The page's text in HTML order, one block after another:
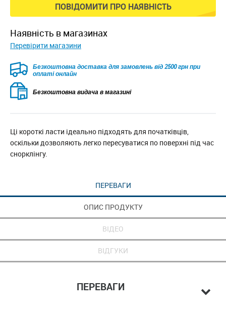
ПОВІДОМИТИ ПРО НАЯВНІСТЬ
наявність в магазинах
Перевірити магазини
Безкоштовна доставка для замовлень від 2500 грн при
оплаті онлайн
Безкоштовна видача в магазині
Ці короткі ласти ідеально підходять для початківців,
оскільки дозволяють легко пересуватися по поверхні під час
снорклінгу.
ПЕРЕВАГИ
ОПИС ПРОДУКТУ
ВІДЕО
ВІДГУКИ
ПЕРЕВАГИ